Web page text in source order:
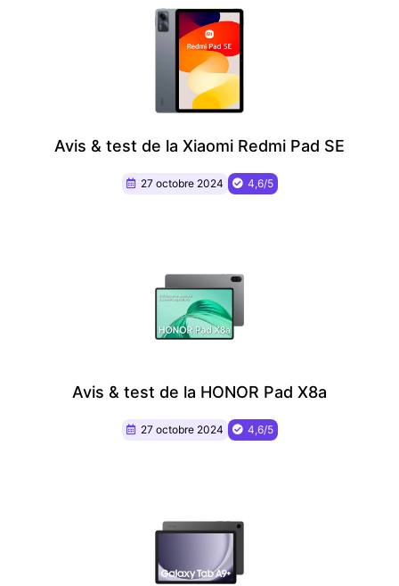
Avis & test de la Xiaomi Redmi Pad SE
27 octobre 2024 4,6/5
Avis & test de la HONOR Pad X8a
27 octobre 2024 4,6/5